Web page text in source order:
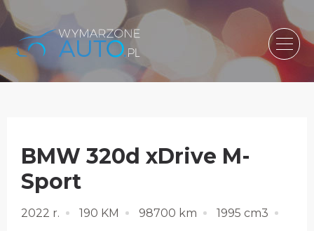
BMW 320d xDrive M-
Sport
2022 r. 190 KM 98700 km
1995 cm3